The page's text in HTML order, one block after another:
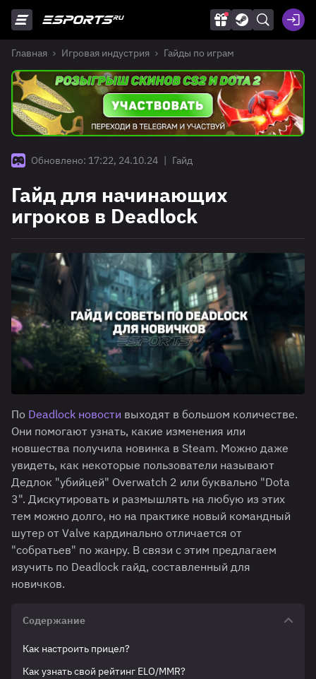
Главная Игровая индустрия Гайды по играм
Обновлено: 17:22, 24.10.24 | Гайд
Гайд для начинающих
игроков в Deadlock
По Deadlock новости выходят в большом количестве.
Они помогают узнать, какие изменения или
новшества получила новинка в Steam. Можно даже
увидеть, как некоторые пользователи называют
Дедлок "убийцей" Overwatch 2 или буквально "Dota
3". Дискутировать и размышлять на любую из этих
тем можно долго, но на практике новый командный
шутер от Valve кардинально отличается от
"собратьев" по жанру. В связи с этим предлагаем
изучить по Deadlock гайд, составленный для
новичков.
Содержание
Как настроить прицел?
Как узнать свой рейтинг ELO/MMR?